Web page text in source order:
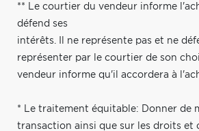
** Le courtier du vendeur informe
défend ses
intérêts. Il ne représente pas et ne
représenter par le courtier de son
vendeur informe qu'il accordera à
* Le traitement équitable: Donner de
transaction ainsi que sur les droits et